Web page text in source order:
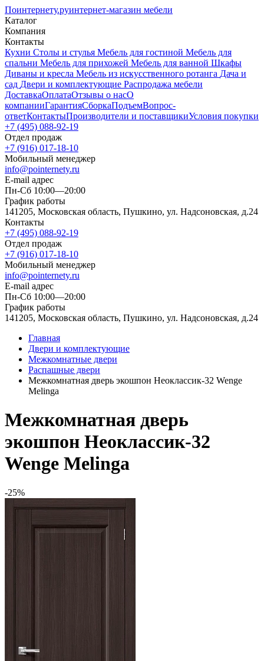
Поинтернету.руинтернет-магазин мебели
Каталог
Компания
Контакты
Кухни Столы и стулья Мебель для гостиной Мебель для
спальни Мебель для прихожей Мебель для ванной Шкафы
Диваны и кресла Мебель из искусственного ротанга Дача и
сад Двери и комплектующие Распродажа мебели
ДоставкаОплатаОтзывы о насО
компанииГарантияСборкаПодъемВопрос-
ответКонтактыПроизводители и поставщикиУсловия покупки
+7 (495) 088-92-19
Отдел продаж
+7 (916) 017-18-10
Мобильный менеджер
info@pointernety.ru
E-mail адрес
Пн-Сб 10:00—20:00
График работы
141205, Московская область, Пушкино, ул. Надсоновская, д.24
Контакты
+7 (495) 088-92-19
Отдел продаж
+7 (916) 017-18-10
Мобильный менеджер
info@pointernety.ru
E-mail адрес
Пн-Сб 10:00—20:00
График работы
141205, Московская область, Пушкино, ул. Надсоновская, д.24
Главная
Двери и комплектующие
Межкомнатные двери
Распашные двери
Межкомнатная дверь экошпон Неоклассик-32 Wenge
Melinga
Межкомнатная дверь
экошпон Неоклассик-32
Wenge Melinga
-25%